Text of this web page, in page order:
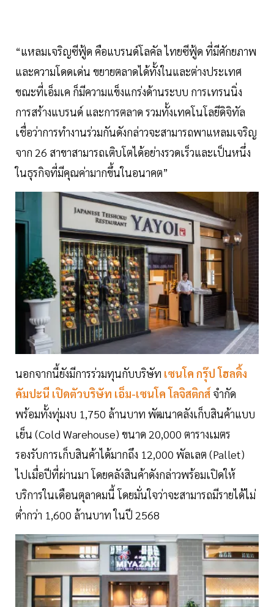
“แหลมเจริญซีฟู้ด คือแบรนด์โลคัล ไทยซีฟู้ด ที่มีศักยภาพ
และความโดดเด่น ขยายตลาดได้ทั้งในและต่างประเทศ
ขณะที่เอ็มเค ก็มีความแข็งแกร่งด้านระบบ การเทรนนิ่ง
การสร้างแบรนด์ และการตลาด รวมทั้งเทคโนโลยีดิจิทัล
เชื่อว่าการทำงานร่วมกันดังกล่าวจะสามารถพาแหลมเจริญ
จาก 26 สาขาสามารถเติบโตได้อย่างรวดเร็วและเป็นหนึ่ง
ในธุรกิจที่มีคุณค่ามากขึ้นในอนาคต”
นอกจากนี้ยังมีการร่วมทุนกับบริษัท เซนโค กรุ๊ป โฮลดิ้ง
คัมปะนี เปิดตัวบริษัท เอ็ม-เซนโค โลจิสติกส์ จำกัด
พร้อมทั้งทุ่มงบ 1,750 ล้านบาท พัฒนาคลังเก็บสินค้าแบบ
เย็น (Cold Warehouse) ขนาด 20,000 ตารางเมตร
รองรับการเก็บสินค้าได้มากถึง 12,000 พัลเลต (Pallet)
ไปเมื่อปีที่ผ่านมา โดยคลังสินค้าดังกล่าวพร้อมเปิดให้
บริการในเดือนตุลาคมนี้ โดยมั่นใจว่าจะสามารถมีรายได้ไม่
ต่ำกว่า 1,600 ล้านบาท ในปี 2568